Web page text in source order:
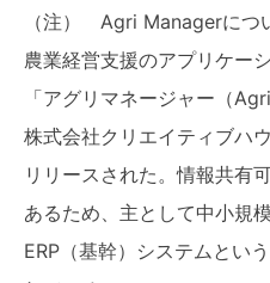
（注） Agri Managerにつ
農業経営支援のアプリケー
「アグリマネージャー（
株式会社クリエイティブハ
リリースされた。情報共有
あるため、主として中小規
ERP（基幹）システムとい